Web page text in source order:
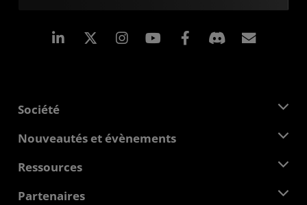
LinkedIn Instagram Facebook
Société
À propos d'AMD
Responsabilité d'entreprise
Carrières
Nouveautés et évènements
Salle de presse
Médiathèque
Ressources
Centre pour les développeurs
Partenaires